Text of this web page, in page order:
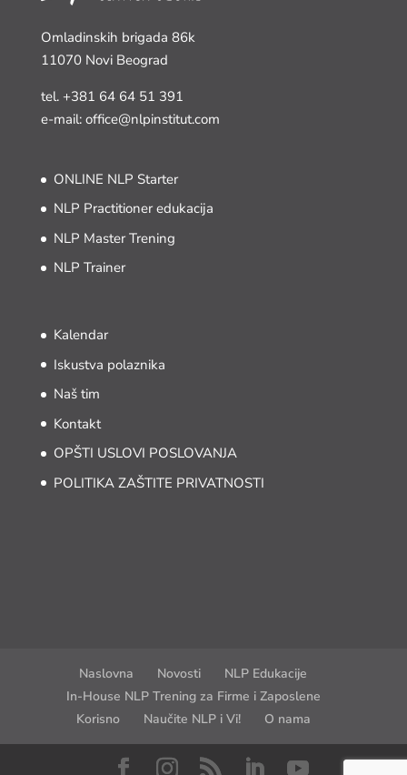
Omladinskih brigada 86k
11070 Novi Beograd
tel. +381 64 64 51 391
e-mail: office@nlpinstitut.com
ONLINE NLP Starter
NLP Practitioner edukacija
NLP Master Trening
NLP Trainer
Kalendar
Iskustva polaznika
Naš tim
Kontakt
OPŠTI USLOVI POSLOVANJA
POLITIKA ZAŠTITE PRIVATNOSTI
Naslovna Novosti
NLP Edukacije
In-House NLP Trening za Firme i Zaposlene
Korisno
Naučite NLP i Vi! O nama